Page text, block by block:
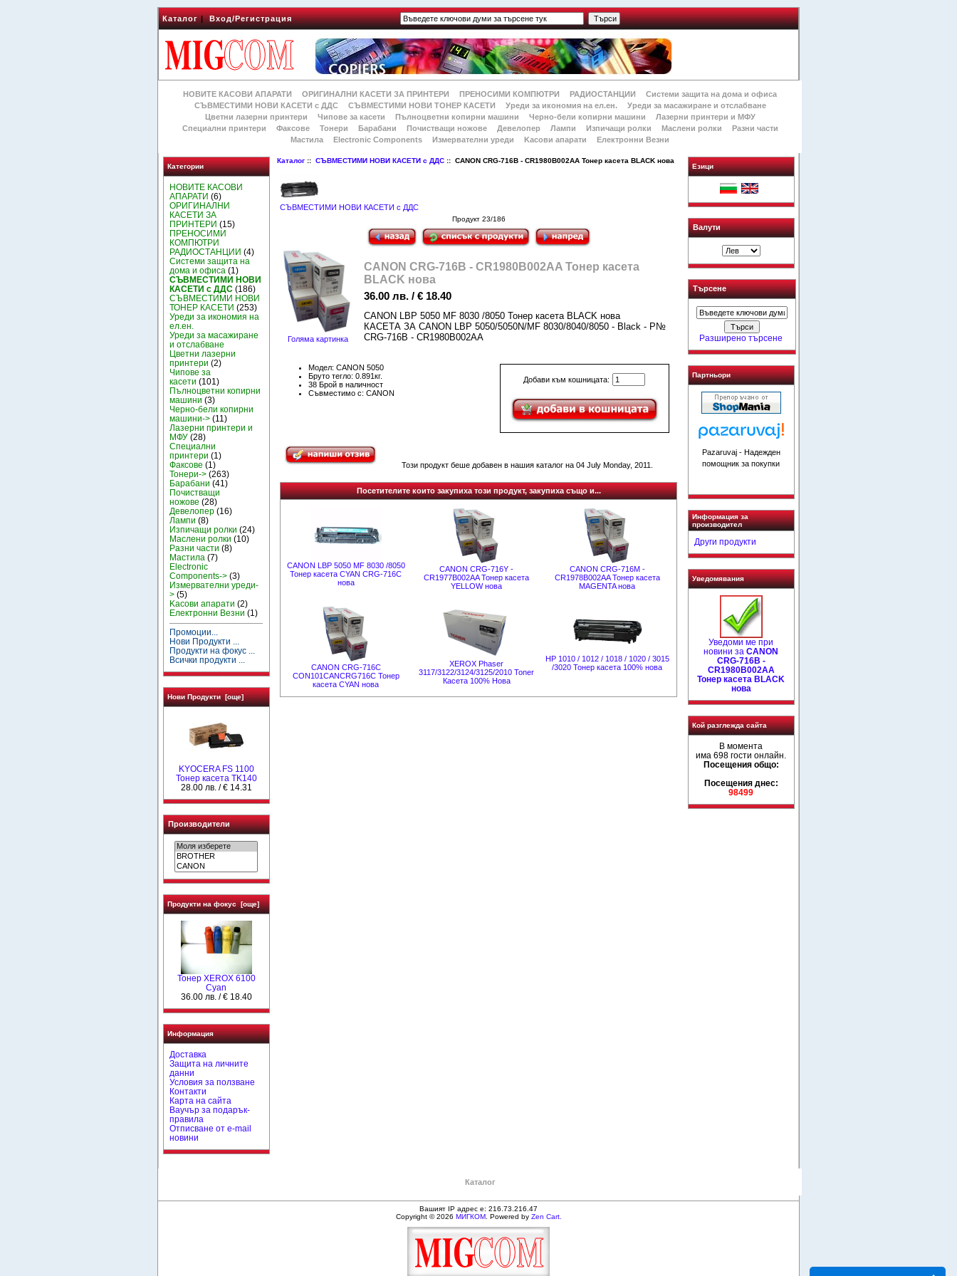
Каталог|Вход/Регистрация
НОВИТЕ КАСОВИ АПАРАТИ ОРИГИНАЛНИ КАСЕТИ ЗА ПРИНТЕРИ ПРЕНОСИМИ КОМПЮТРИ РАДИОСТАНЦИИ
Системи защита на дома и офиса
СЪВМЕСТИМИ НОВИ КАСЕТИ с ДДС
СЪВМЕСТИМИ НОВИ ТОНЕР КАСЕТИ Уреди за икономия на ел.ен.
Уреди за масажиране и отслабване
Цветни лазерни принтери
Чипове за касети Пълноцветни копирни машини Черно-бели копирни машини
Лазерни принтери и МФУ
Специални принтери
Факсове Тонери Барабани Почистващи ножове Девелопер Лампи Изпичащи ролки Маслени ролки
Разни части
Мастила
Electronic Components Измервателни уреди Kасови апарати Електронни Везни
Категории
НОВИТЕ КАСОВИ
АПАРАТИ (6)
ОРИГИНАЛНИ
КАСЕТИ ЗА
ПРИНТЕРИ (15)
ПРЕНОСИМИ
КОМПЮТРИ
РАДИОСТАНЦИИ (4)
Системи защита на
дома и офиса (1)
СЪВМЕСТИМИ НОВИ
КАСЕТИ с ДДС (186)
СЪВМЕСТИМИ НОВИ
ТОНЕР КАСЕТИ (253)
Уреди за икономия на
ел.ен.
Уреди за масажиране
и отслабване
Цветни лазерни
принтери (2)
Чипове за
касети (101)
Пълноцветни копирни
машини (3)
Черно-бели копирни
машини-> (11)
Лазерни принтери и
МФУ (28)
Специални
принтери (1)
Факсове (1)
Тонери-> (263)
Барабани (41)
Почистващи
ножове (28)
Девелопер (16)
Лампи (8)
Изпичащи ролки (24)
Маслени ролки (10)
Разни части (8)
Мастила (7)
Electronic
Components-> (3)
Измервателни уреди-
> (5)
Kасови апарати (2)
Електронни Везни (1)
Промоции...
Нови Продукти ...
Продукти на фокус ...
Всички продукти ...
Нови Продукти [още]
KYOCERA FS 1100
Тонер касета TK140
28.00 лв. / € 14.31
Производители
Продукти на фокус [още]
Тонер XEROX 6100
Cyan
36.00 лв. / € 18.40
Информация
Доставка
Защита на личните
данни
Условия за ползване
Контакти
Карта на сайта
Ваучър за подарък-
правила
Отписване от e-mail
новини
Каталог ::СЪВМЕСТИМИ НОВИ КАСЕТИ с ДДС :: CANON CRG-716B - CR1980B002AA Тонер касета BLACK нова
СЪВМЕСТИМИ НОВИ КАСЕТИ с ДДС
Продукт 23/186
Голяма картинка
CANON CRG-716B - CR1980B002AA Тонер касета
BLACK нова
36.00 лв. / € 18.40
CANON LBP 5050 MF 8030 /8050 Тонер касета BLACK нова
КАСЕТА ЗА CANON LBP 5050/5050N/MF 8030/8040/8050 - Black - P№
CRG-716B - CR1980B002AA
Добави към кошницата:
Модел: CANON 5050
Бруто тегло: 0.891кг.
38 Брой в наличност
Съвместимо с: CANON
Този продукт беше добавен в нашия каталог на 04 July Monday, 2011.
Посетителите които закупиха този продукт, закупиха също и...
CANON LBP 5050 MF 8030 /8050
Тонер касета CYAN CRG-716C
нова
CANON CRG-716Y -
CR1977B002AA Тонер касета
YELLOW нова
CANON CRG-716M -
CR1978B002AA Тонер касета
MAGENTA нова
CANON CRG-716C
CON101CANCRG716C Тонер
касета CYAN нова
XEROX Phaser
3117/3122/3124/3125/2010 Toner
Касета 100% Нова
HP 1010 / 1012 / 1018 / 1020 / 3015
/3020 Тонер касета 100% нова
Езици
Валути
Търсене
Разширено търсене
Партньори
Pazaruvaj - Надежден
помощник за покупки
Информация за
производител
Други продукти
Уведомявания
Уведоми ме при
новини за CANON
CRG-716B -
CR1980B002AA
Тонер касета BLACK
нова
Кой разглежда сайта
В момента
има 698 гости онлайн.
Посещения общо:
Посещения днес:
98499
Каталог
Вашият IP адрес е: 216.73.216.47
Copyright © 2026 МИГКОМ. Powered by Zen Cart.